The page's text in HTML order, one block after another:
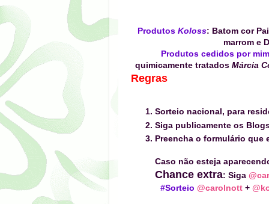
Produtos Koloss: Batom cor
marrom e
Produtos cedidos por mim
quimicamente tratados Márcia
Regras
Sorteio nacional, para
Siga publicamente os
Preencha o formulário que
Caso não esteja
Chance extra: Siga
#Sorteio @carolnott+